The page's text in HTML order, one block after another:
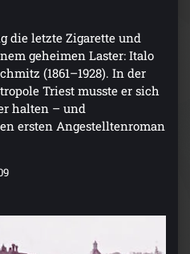
die letzte Zigarette und
geheimen Laster: Italo
(1861–1928). In der
Triest musste er sich
halten – und
ersten Angestelltenroman